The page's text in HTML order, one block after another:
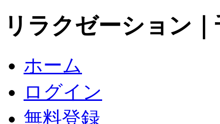
リラクゼーション
ホーム
ログイン
無料登録